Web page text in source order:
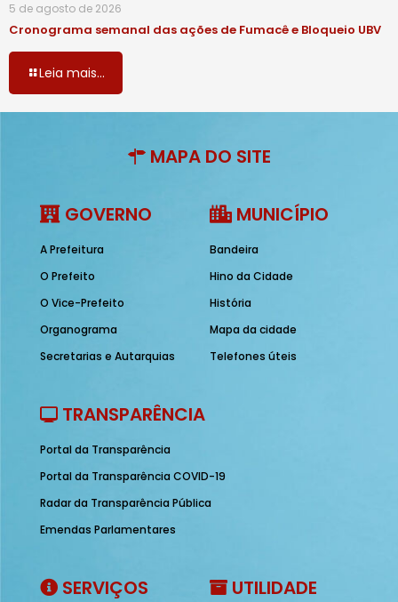
5 de agosto de 2026
Cronograma semanal das ações de Fumacê e Bloqueio UBV
Leia mais...
MAPA DO SITE
GOVERNO
A Prefeitura
O Prefeito
O Vice-Prefeito
Organograma
Secretarias e Autarquias
MUNICÍPIO
Bandeira
Hino da Cidade
História
Mapa da cidade
Telefones úteis
TRANSPARÊNCIA
Portal da Transparência
Portal da Transparência COVID-19
Radar da Transparência Pública
Emendas Parlamentares
SERVIÇOS UTILIDADE